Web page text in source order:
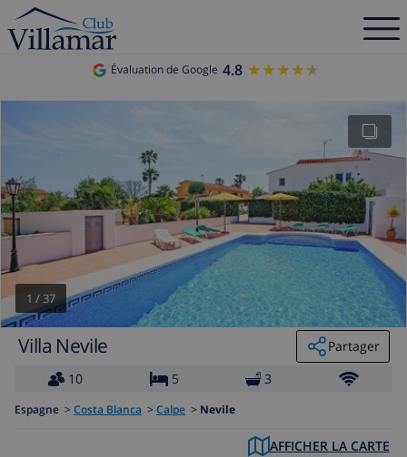
Évaluation de Google 4.8 ★★★★★
★★★★★
1 /37
Villa Nevile
Partager
10
5 3
Espagne > Costa Blanca > Calpe > Nevile
AFFICHER LA CARTE